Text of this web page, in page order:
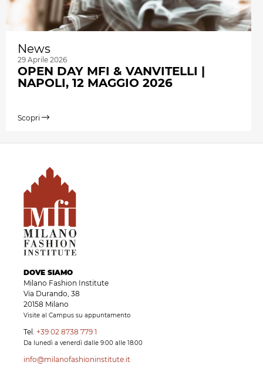
News
29 Aprile 2026
OPEN DAY MFI & VANVITELLI |
NAPOLI, 12 MAGGIO 2026
Scopri
DOVE SIAMO
Milano Fashion Institute
Via Durando, 38
20158 Milano
Visite al Campus su appuntamento
Tel. +39 02 8738 779 1
Da lunedì a venerdì dalle 9:00 alle 18:00
info@milanofashioninstitute.it